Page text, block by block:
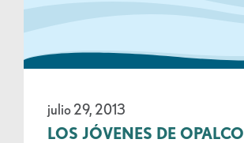
julio 29, 2013
LOS JÓVENES DE OPALCO